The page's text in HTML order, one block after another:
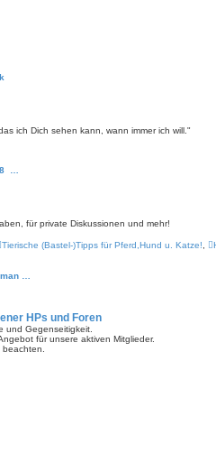
ich Dich sehen kann, wann immer ich will."
…
für private Diskussionen und mehr!
Tierische (Bastel-)Tipps für Pferd,Hund u. Katze!
…
HPs und Foren
und Gegenseitigkeit.
für unsere aktiven Mitglieder.